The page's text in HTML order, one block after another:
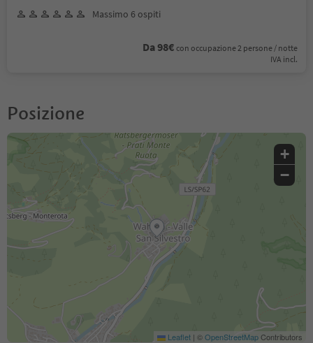
Massimo 6 ospiti
Da 98€ con occupazione 2 persone / notte
IVA incl.
Posizione
+
−
Leaflet | ©OpenStreetMapContributors